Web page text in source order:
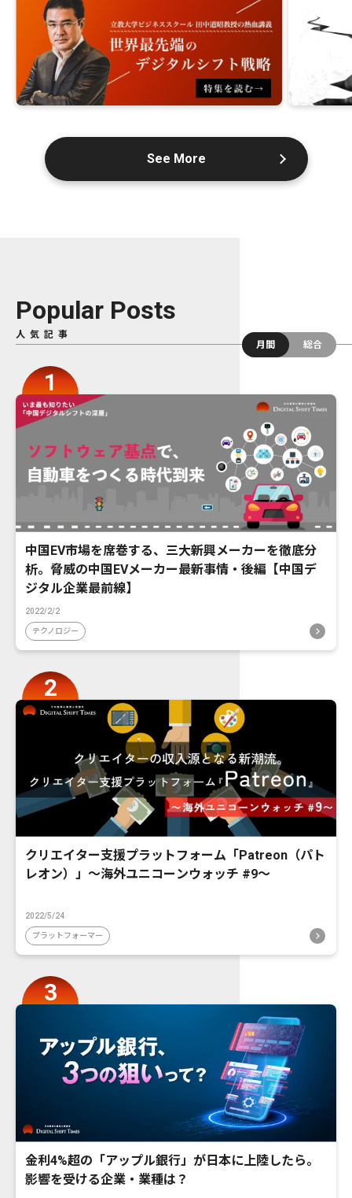
See More
Popular Posts
人気記事
月間
総合
中国EV市場を席巻する、三大新興メーカーを徹底分
析。脅威の中国EVメーカー最新事情・後編【中国デ
ジタル企業最前線】
2022/2/2
テクノロジー
クリエイター支援プラットフォーム「Patreon（パト
レオン）」〜海外ユニコーンウォッチ #9〜
2022/5/24
プラットフォーマー
金利4%超の「アップル銀行」が日本に上陸したら。
影響を受ける企業・業種は？